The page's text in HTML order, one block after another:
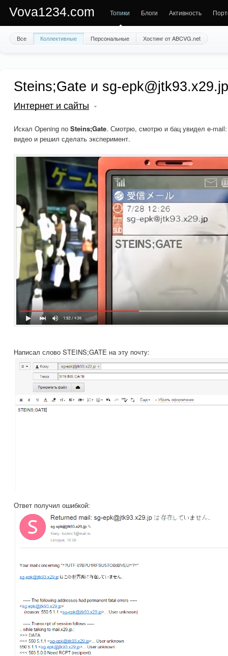
Vova1234.com Топики Блоги Активность
Все Коллективные Персональные Хостинг от ABCVG.net
Steins;Gate и sg-epk@jtk93.x29.jp
Интернет и сайты
Искал Opening по Steins;Gate. Смотрю, смотрю и бац увидел e-
видео и решил сделать эксперимент.
Написал слово STEINS;GATE на эту почту:
Ответ получил ошибкой: